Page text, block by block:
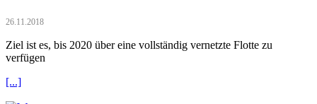
26.11.2018
Ziel ist es, bis 2020 über eine vollständig vernetzte Flotte zu
verfügen
[...]